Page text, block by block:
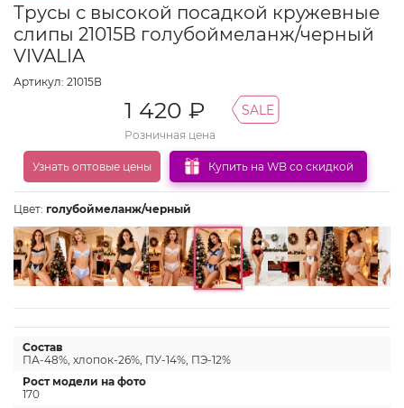
Трусы с высокой посадкой кружевные
слипы 21015В голубоймеланж/черный
VIVALIA
Артикул: 21015В
1 420 ₽
Розничная цена
SALE
Узнать оптовые цены Купить на WB со скидкой
Цвет: голубоймеланж/черный
Состав
ПА-48%, хлопок-26%, ПУ-14%, ПЭ-12%
Рост модели на фото
170